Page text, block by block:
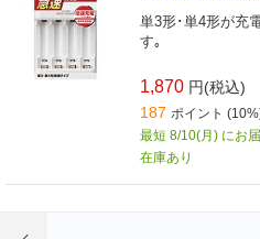
単3形･単4形が充
す｡
1,870 円(税込)
187 ポイント
最短 8/10(月) にお
在庫あり